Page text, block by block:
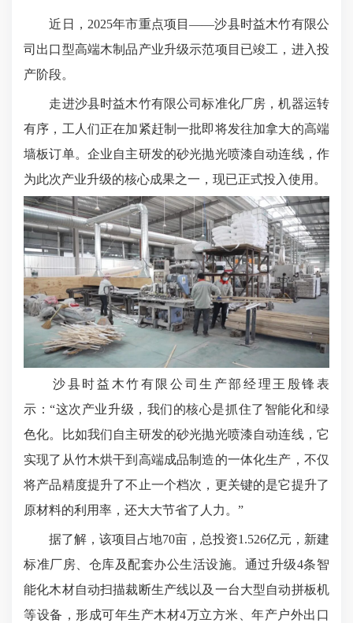
近日，2025年市重点项目——沙县时益木竹有限公
司出口型高端木制品产业升级示范项目已竣工，进入投
产阶段。
走进沙县时益木竹有限公司标准化厂房，机器运转
有序，工人们正在加紧赶制一批即将发往加拿大的高端
墙板订单。企业自主研发的砂光抛光喷漆自动连线，作
为此次产业升级的核心成果之一，现已正式投入使用。
沙县时益木竹有限公司生产部经理王殷锋表
示：“这次产业升级，我们的核心是抓住了智能化和绿
色化。比如我们自主研发的砂光抛光喷漆自动连线，它
实现了从竹木烘干到高端成品制造的一体化生产，不仅
将产品精度提升了不止一个档次，更关键的是它提升了
原材料的利用率，还大大节省了人力。”
据了解，该项目占地70亩，总投资1.526亿元，新建
标准厂房、仓库及配套办公生活设施。通过升级4条智
能化木材自动扫描裁断生产线以及一台大型自动拼板机
等设备，形成可年生产木材4万立方米、年产户外出口